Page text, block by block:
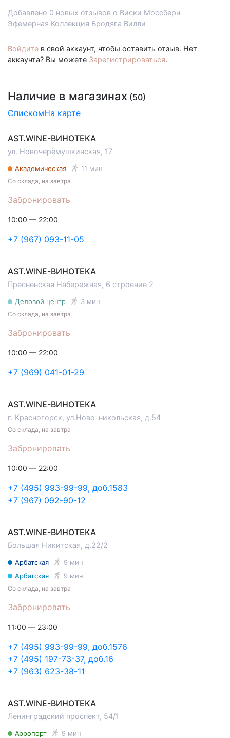
Добавлено 0 новых отзывов о Виски Моссберн
Эфемерная Коллекция Бродяга Вилли
Войдите в свой аккаунт, чтобы оставить отзыв. Нет
аккаунта? Вы можете Зарегистрироваться.
Наличие в магазинах (50)
СпискомНа карте
AST.WINE-ВИНОТЕКА
ул. Новочерёмушкинская, 17
Академическая 11 мин
Забронировать
Со склада, на завтра
+7 (967) 093-11-05
10:00 — 22:00
AST.WINE-ВИНОТЕКА
Пресненская Набережная, 6 cтроение 2
Деловой центр 3 мин
Забронировать
Со склада, на завтра
+7 (969) 041-01-29
10:00 — 22:00
AST.WINE-ВИНОТЕКА
г. Красногорск, ул.Ново-никольская, д.54
Забронировать
Со склада, на завтра
+7 (495) 993-99-99, доб.1583
+7 (967) 092-90-12
10:00 — 22:00
AST.WINE-ВИНОТЕКА
Большая Никитская, д.22/2
Арбатская
9 мин
Арбатская
9 мин
Забронировать
Со склада, на завтра
+7 (495) 993-99-99, доб.1576
+7 (495) 197-73-37, доб.16
+7 (963) 623-38-11
11:00 — 23:00
AST.WINE-ВИНОТЕКА
Ленинградский проспект, 54/1
Аэропорт 9 мин